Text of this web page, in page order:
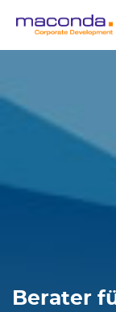
Inhalt
springen
Berater